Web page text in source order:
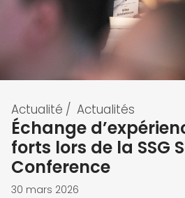
Actualité / Actualités
Échange
forts lors de la SSG
Conference
30 mars 2026